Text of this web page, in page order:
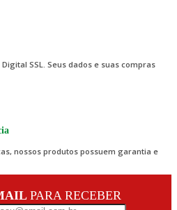
SSL. Seus dados e suas compras
nossos produtos possuem garantia e
PARA RECEBER